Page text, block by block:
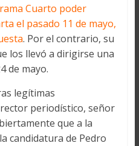
Cuarto poder
el pasado 11 de mayo,
. Por el contrario, su
los llevó a dirigirse una
de mayo.
legítimas
periodístico, señor
que a la
candidatura de Pedro